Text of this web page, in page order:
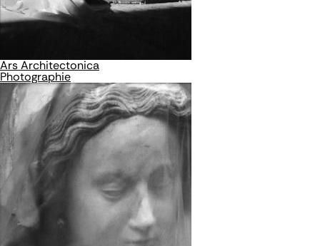
Ars Architectonica
Photographie